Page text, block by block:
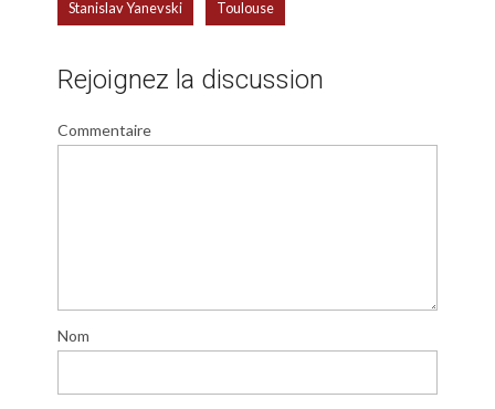
Stanislav Yanevski Toulouse
Rejoignez la discussion
Commentaire
Nom